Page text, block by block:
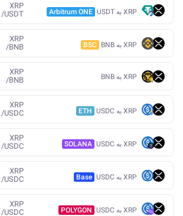
XRP به USDT Arbitrum ONE
XRP
/USDT
XRP به BNB BSC
XRP
/BNB
XRP به BNB
XRP
/BNB
XRP به USDC ETH
XRP
/USDC
XRP به USDC SOLANA
XRP
/USDC
XRP به USDC Base
XRP
/USDC
XRP به USDC POLYGON
XRP
/USDC